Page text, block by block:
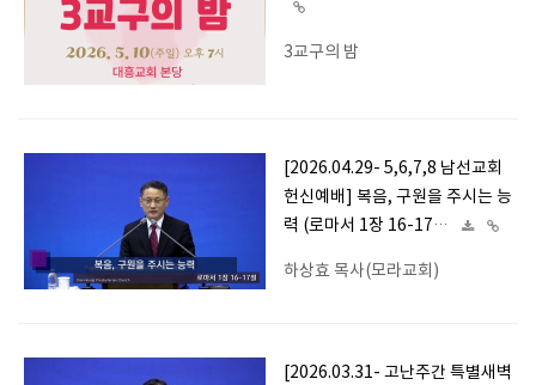
3교구의 밤
[2026.04.29- 5,6,7,8 남선교회
헌신예배] 복음, 구원을 주시는 능
력 (로마서 1장 16-17…
하상효 목사(모라교회)
[2026.03.31- 고난주간 특별새벽